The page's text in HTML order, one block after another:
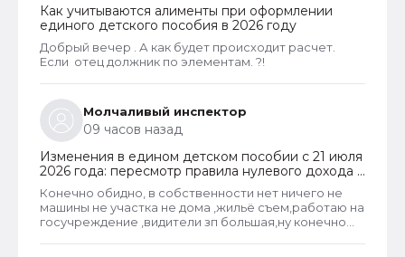
Как учитываются алименты при оформлении
единого детского пособия в 2026 году
Добрый вечер . А как будет происходит расчет.
Если отец должник по элементам. ?!
Молчаливый инспектор
09 часов назад
Изменения в едином детском пособии с 21 июля
2026 года: пересмотр правила нулевого дохода и
новый порядок оформления пособий по месту
пребывания
Конечно обидно, в собственности нет ничего не
машины не участка не дома ,жильё съем,работаю на
госучреждение ,видители зп большая,ну конечно